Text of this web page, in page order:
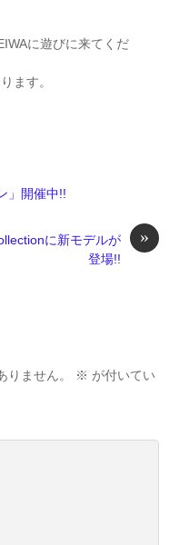
に遊びに来てくだ
ます。
」開催中!!
»
に新モデルが
登場!!
ません。 ※ が付いてい